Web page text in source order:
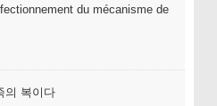
du mécanisme de
의 복이다